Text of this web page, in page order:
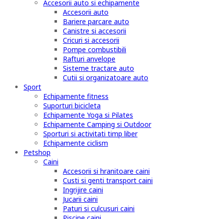
Accesorii auto si echipamente
Accesorii auto
Bariere parcare auto
Canistre si accesorii
Cricuri si accesorii
Pompe combustibili
Rafturi anvelope
Sisteme tractare auto
Cutii si organizatoare auto
Sport
Echipamente fitness
Suporturi bicicleta
Echipamente Yoga si Pilates
Echipamente Camping si Outdoor
Sporturi si activitati timp liber
Echipamente ciclism
Petshop
Caini
Accesorii si hranitoare caini
Custi si genti transport caini
Ingrijire caini
Jucarii caini
Paturi si culcusuri caini